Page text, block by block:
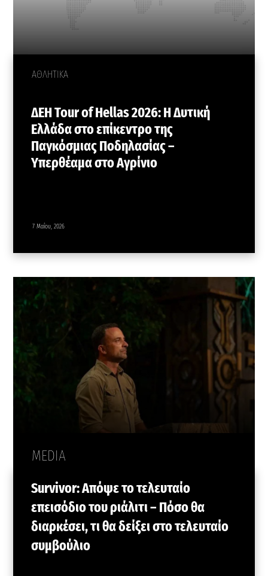
ΑΘΛΗΤΙΚΑ
ΔΕΗ Tour of Hellas 2026: Η Δυτική
Ελλάδα στο επίκεντρο της
Παγκόσμιας Ποδηλασίας –
Υπερθέαμα στο Αγρίνιο
7 Μαΐου, 2026
MEDIA
Survivor: Απόψε το τελευταίο
επεισόδιο του ριάλιτι – Πόσο θα
διαρκέσει, τι θα δείξει στο τελευταίο
συμβούλιο